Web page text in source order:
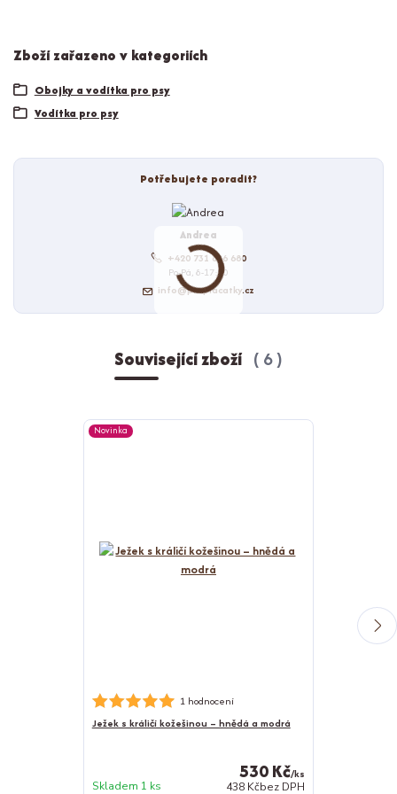
Zboží zařazeno v kategoriích
Obojky a vodítka pro psy
Vodítka pro psy
Potřebujete poradit?
Andrea
+420 731 686 680
Po-Pá, 8-17:00
info@proplacatky.cz
Související zboží 6
Novinka
1 hodnocení
Ježek s králičí kožešinou – hnědá a modrá
530 Kč/ks
438 Kčbez DPH
Skladem 1 ks